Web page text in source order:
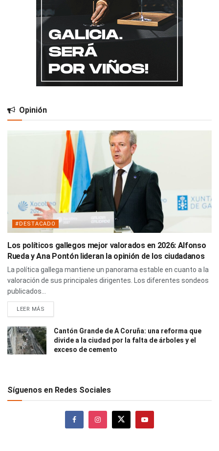
Opinión
#DESTACADO
Los políticos gallegos mejor valorados en 2026: Alfonso
Rueda y Ana Pontón lideran la opinión de los ciudadanos
La política gallega mantiene un panorama estable en cuanto a la
valoración de sus principales dirigentes. Los diferentes sondeos
publicados...
LEER MÁS
Cantón Grande de A Coruña: una reforma que
divide a la ciudad por la falta de árboles y el
exceso de cemento
Síguenos en Redes Sociales